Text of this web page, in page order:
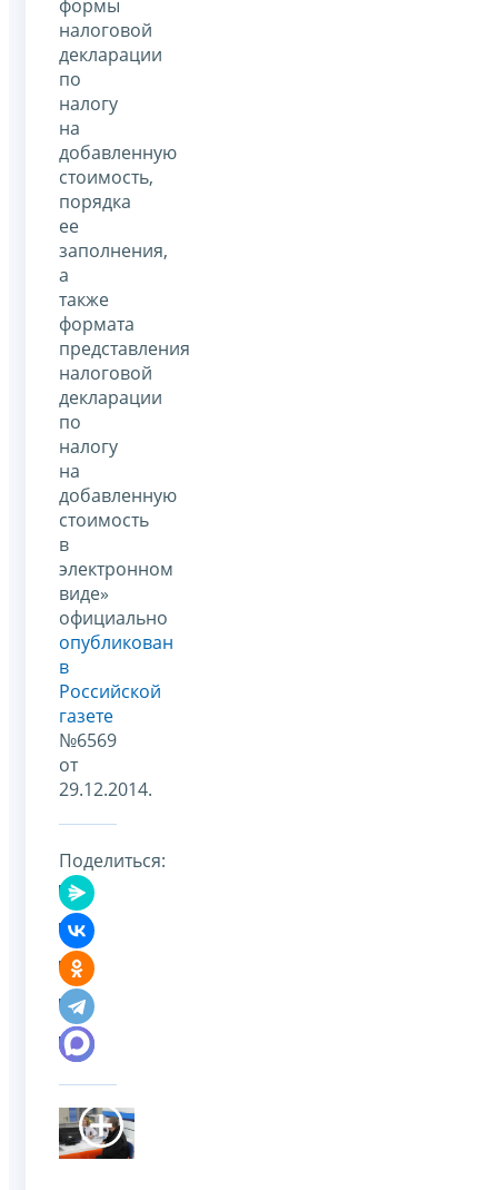
формы
налоговой
декларации
по
налогу
на
добавленную
стоимость,
порядка
ее
заполнения,
а
также
формата
представления
налоговой
декларации
по
налогу
на
добавленную
стоимость
в
электронном
виде»
официально
опубликован
в
Российской
газете
№6569
от
29.12.2014.
Поделиться: